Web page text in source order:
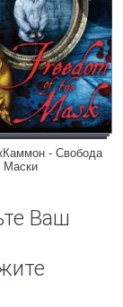
- Свобода
Маски
Ваш